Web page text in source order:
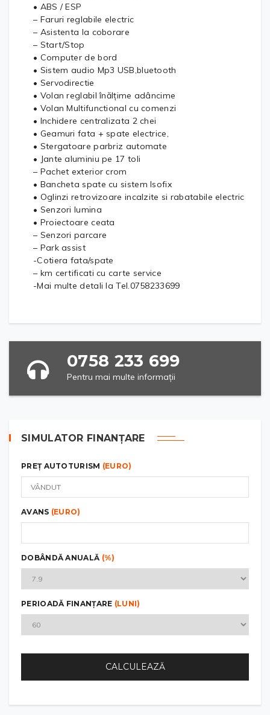
• ABS / ESP
– Faruri reglabile electric
– Asistenta la coborare
– Start/Stop
• Computer de bord
• Sistem audio Mp3 USB,bluetooth
• Servodirectie
• Volan reglabil înălțime adâncime
• Volan Multifunctional cu comenzi
• Inchidere centralizata 2 chei
• Geamuri fata + spate electrice,
• Stergatoare parbriz automate
• Jante aluminiu pe 17 toli
– Pachet exterior crom
• Bancheta spate cu sistem Isofix
• Oglinzi retrovizoare incalzite si rabatabile electric
• Senzori lumina
• Proiectoare ceata
– Senzori parcare
– Park assist
-Cotiera fata/spate
– km certificati cu carte service
-Mai multe detali la Tel.0758233699
0758 233 699
Pentru mai multe informații
SIMULATOR FINANȚARE
PREȚ AUTOTURISM (EURO)
AVANS (EURO)
DOBÂNDĂ ANUALĂ (%)
PERIOADĂ FINANȚARE (LUNI)
CALCULEAZĂ